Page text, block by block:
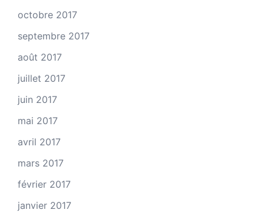
octobre 2017
septembre 2017
août 2017
juillet 2017
juin 2017
mai 2017
avril 2017
mars 2017
février 2017
janvier 2017